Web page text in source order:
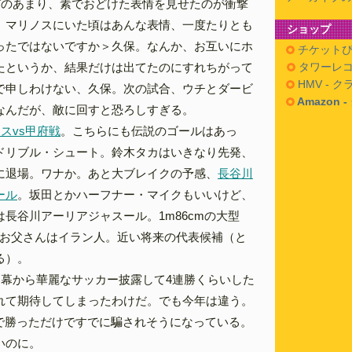
あまり、素でおどけた表情を見せたのが衝撃
マリノスにいた頃はあんな表情、一度たりとも
たではないですか＞久保。なんか、お互いにホ
というか、結果だけは出てたのにすれちがって
申しわけない、久保。次の試合、ウチとダービ
だが、敵に回すと恐ろしすぎる。
vs甲府戦。こちらにも伝説のゴールはあっ
ブル・シュート。鈴木タカはいきなり先発、
場。ワナか。あと大ブレイクの予感、 長谷川
ル。坂田とかハーフナー・マイクもいいけど、
長谷川アーリアジャスール。1m86cmの大型
父さんはイラン人。近い将来の代表候補（と
。
から華麗なサッカー披露して4連勝くらいした
期待してしまったわけだ。でも今年は違う。
っただけですでに騙されそうになっている。
に。
ショップ
チケット
タワーレ
HMV - ク
Amazon -